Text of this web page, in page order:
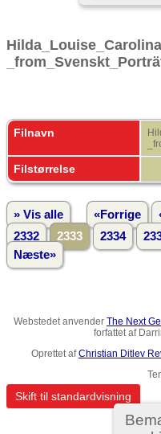
Filnavn
Filstørrelse
» Vis alle «Forrige
2332
2333 2334
Næste»
Webstedet anvender The Next
forfattet af
Oprettet afChristian Ditlev
Skift til standardvisning